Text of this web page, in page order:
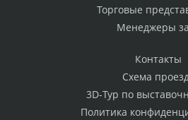
Торговые
Менеджеры
Контакты
Схема
3D-Тур по
Политика